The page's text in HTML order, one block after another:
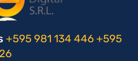
+595 981 134 446 +595